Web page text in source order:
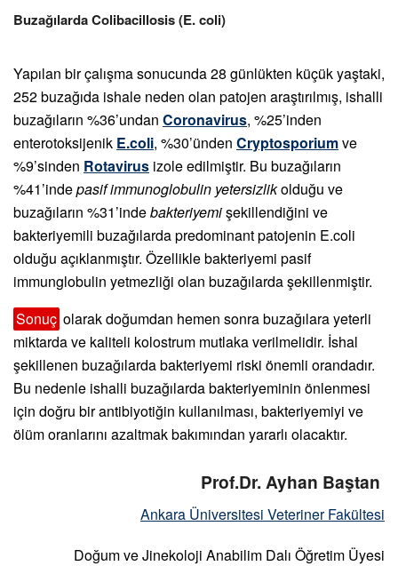
Buzağılarda Colibacillosis (E. coli)
Yapılan bir çalışma sonucunda 28 günlükten küçük yaştaki,
252 buzağıda ishale neden olan patojen araştırılmış, ishalli
buzağıların %36’undan Coronavirus, %25’inden
enterotoksijenik E.coli, %30’ünden Cryptosporiumve
%9’sinden Rotavirus izole edilmiştir. Bu buzağıların
%41’indepasif immunoglobulin yetersizlikolduğu ve
buzağıların %31’indebakteriyemişekillendiğini ve
bakteriyemili buzağılarda predominant patojenin E.coli
olduğu açıklanmıştır. Özellikle bakteriyemi pasif
immunglobulin yetmezliği olan buzağılarda şekillenmiştir.
Sonuç olarak doğumdan hemen sonra buzağılara yeterli
miktarda ve kaliteli kolostrum mutlaka verilmelidir. İshal
şekillenen buzağılarda bakteriyemi riski önemli orandadır.
Bu nedenle ishalli buzağılarda bakteriyeminin önlenmesi
için doğru bir antibiyotiğin kullanılması, bakteriyemiyi ve
ölüm oranlarını azaltmak bakımından yararlı olacaktır.
Prof.Dr. Ayhan Baştan
Ankara Üniversitesi Veteriner Fakültesi
Doğum ve Jinekoloji Anabilim Dalı Öğretim Üyesi